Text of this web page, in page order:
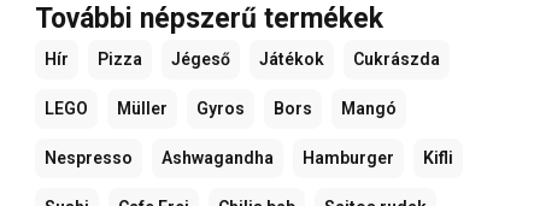
További népszerű termékek
Hír Pizza Jégeső Játékok Cukrászda
LEGO Müller Gyros Bors Mangó
Nespresso Ashwagandha Hamburger Kifli